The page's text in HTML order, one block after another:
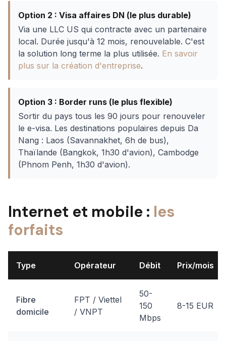
Option 2 : Visa affaires DN (le plus durable)
Via une LLC US qui contracte avec un partenaire
local. Durée jusqu'à 12 mois, renouvelable. C'est
la solution long terme la plus utilisée. En savoir
plus sur la création d'entreprise.
Option 3 : Border runs (le plus flexible)
Sortir du pays tous les 90 jours pour renouveler
le e-visa. Les destinations populaires depuis Da
Nang : Laos (Savannakhet, 6h de bus),
Thaïlande (Bangkok, 1h30 d'avion), Cambodge
(Phnom Penh, 1h30 d'avion).
Internet et mobile : les
forfaits
Type Opérateur Débit Prix/mois
Fibre
domicile
FPT / Viettel
/ VNPT
50-
150
Mbps
8-15 EUR